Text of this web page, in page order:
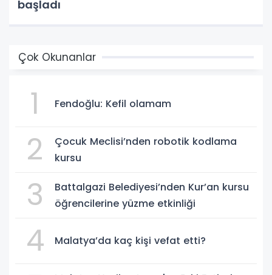
başladı
Çok Okunanlar
1 Fendoğlu: Kefil olamam
2
Çocuk Meclisi’nden robotik kodlama
kursu
3
Battalgazi Belediyesi’nden Kur’an kursu
öğrencilerine yüzme etkinliği
4 Malatya’da kaç kişi vefat etti?